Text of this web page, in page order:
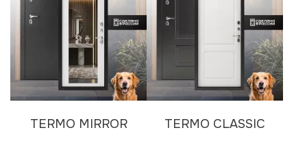
TERMO MIRROR TERMO CLASSIC